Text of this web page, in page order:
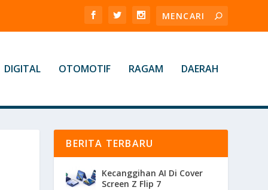
DIGITAL OTOMOTIF RAGAM DAERAH
BERITA TERBARU
Kecanggihan AI Di Cover
Screen Z Flip 7